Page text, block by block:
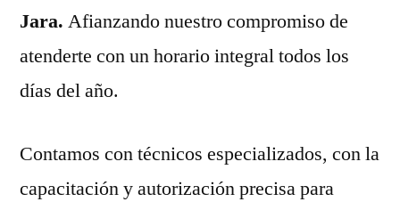
Jara. Afianzando nuestro compromiso de
atenderte con un horario integral todos los
días del año.
Contamos con técnicos especializados, con la
capacitación y autorización precisa para